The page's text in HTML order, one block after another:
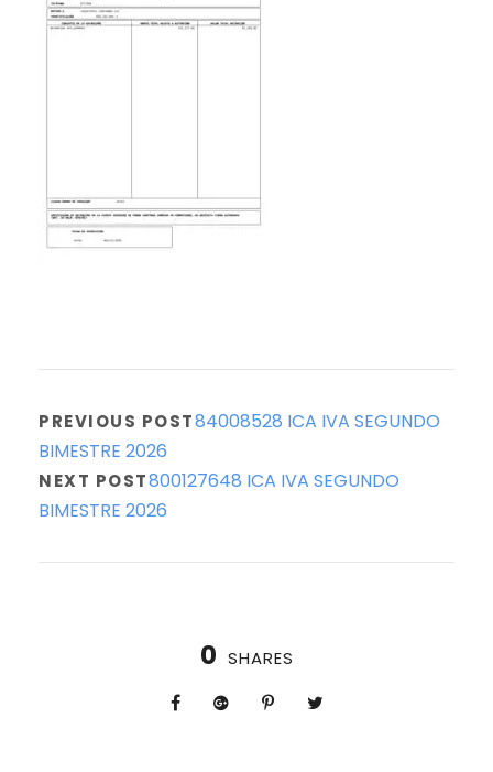
PREVIOUS POST84008528 ICA IVA SEGUNDO
BIMESTRE 2026
NEXT POST800127648 ICA IVA SEGUNDO
BIMESTRE 2026
0 SHARES